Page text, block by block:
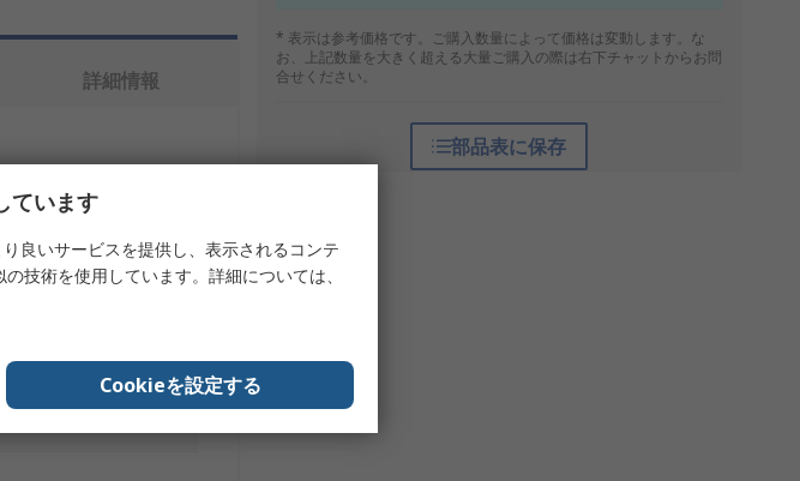
* 表示は参考価格です。ご購入数量によって価格は変動します。な
お、上記数量を大きく超える大量ご購入の際は右下チャットからお問
合せください。
部品表に保存
詳細情報
タレット
ています
良いサービスを提供し、表示されるコンテ
技術を使用しています。詳細については、
Cookieを設定する